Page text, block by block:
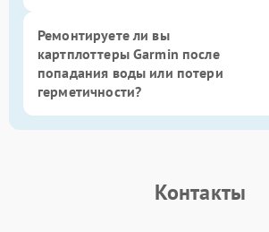
Ремонтируете ли вы
картплоттеры Garmin после
попадания воды или потери
герметичности?
Контакты